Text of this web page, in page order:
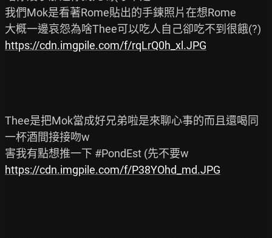
我們Mok是看著Rome貼出的手鍊照片在想Rome
https://cdn.imgpile.com/f/rqLrQ0h_xl.JPG
Thee是把Mok當成好兄弟啦是來聊心事的而且還喝同
一杯酒間接接吻w
https://cdn.imgpile.com/f/P38YOhd_md.JPG